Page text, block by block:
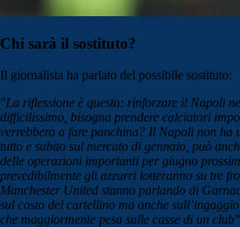
Chi sarà il sostituto?
Il giornalista ha parlato del possibile sostituto:
"La riflessione è questa: rinforzare il Napoli
difficilissimo, bisogna prendere calciatori
verrebbero a fare panchina? Il Napoli non ha
tutto e subito sul mercato di gennaio, può
delle operazioni importanti per giugno
prevedibilmente gli azzurri lotteranno su tre
Manchester United stanno parlando di
sul costo del cartellino ma anche
che maggiormente pesa sulle casse di un